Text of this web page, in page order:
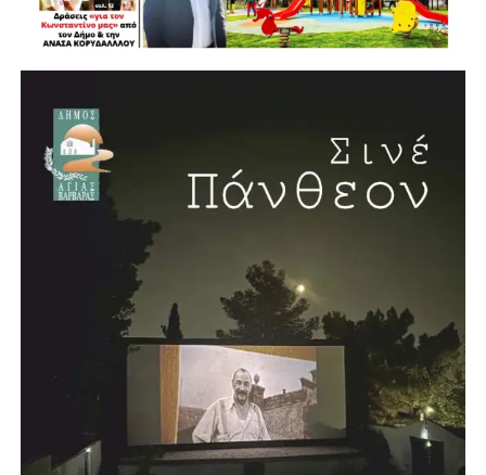
ΓΙΑΚΟΥΜΗΣ ΕΥΑΓΓΕΛΟΣ ΔΗΜΟΤΙΚΟΣ ΣΥΜΒΟΥΛΟΣ
ΠΕΡΙΣΤΕΡΙΟΥ
ΑΝΑΓΝΩΣΤΟΠΟΥΛΟΣ ΘΩΜΑΣ ΔΗΜΟΤΙΚΟΣ
ΣΥΜΒΟΥΛΟΣ ΠΕΡΙΣΤΕΡΙΟΥ
ΚΑΤΣΑΝΟΥ ΔΗΜΗΤΡΑ ΔΗΜΟΤΙΚΟΣ ΣΥΜΒΟΥΛΟΣ
ΠΕΡΙΣΤΕΡΙΟΥ
ΓΕΩΡΓΑΡΑΣ ΓΙΑΝΝΗΣ ΔΗΜΟΤΙΚΟΣ ΣΥΜΒΟΥΛΟΣ
ΠΕΡΙΣΤΕΡΙΟΥ
ΝΙΚΟΣ ΑΣΗΜΑΚΟΠΟΥΛΟΣ ΔΗΜΟΤΙΚΟΣ
ΣΥΜΒΟΥΛΟΣ ΑΙΓΑΛΕΩ
ΗΛΙΑΣ ΜΑΝΔΡΟΣ ΔΗΜΟΤΙΚΟΣ ΣΥΜΒΟΥΛΟΣ
ΑΙΓΑΛΕΩ